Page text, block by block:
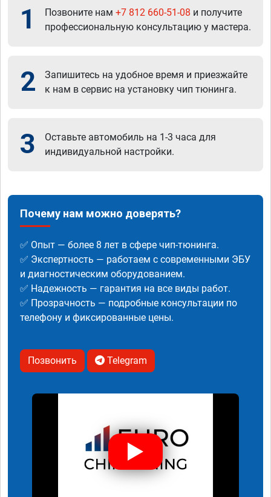
1 Позвоните нам +7 812 660-51-08 и получите
профессиональную консультацию у мастера.
2
Запишитесь на удобное время и приезжайте
к нам в сервис на установку чип тюнинга.
3
Оставьте автомобиль на 1-3 часа для
индивидуальной настройки.
Почему нам можно доверять?
✅ Опыт — более 8 лет в сфере чип-тюнинга.
✅ Экспертность — работаем с современными ЭБУ
и диагностическим оборудованием.
✅ Надежность — гарантия на все виды работ.
✅ Прозрачность — подробные консультации по
телефону и фиксированные цены.
Позвонить Telegram